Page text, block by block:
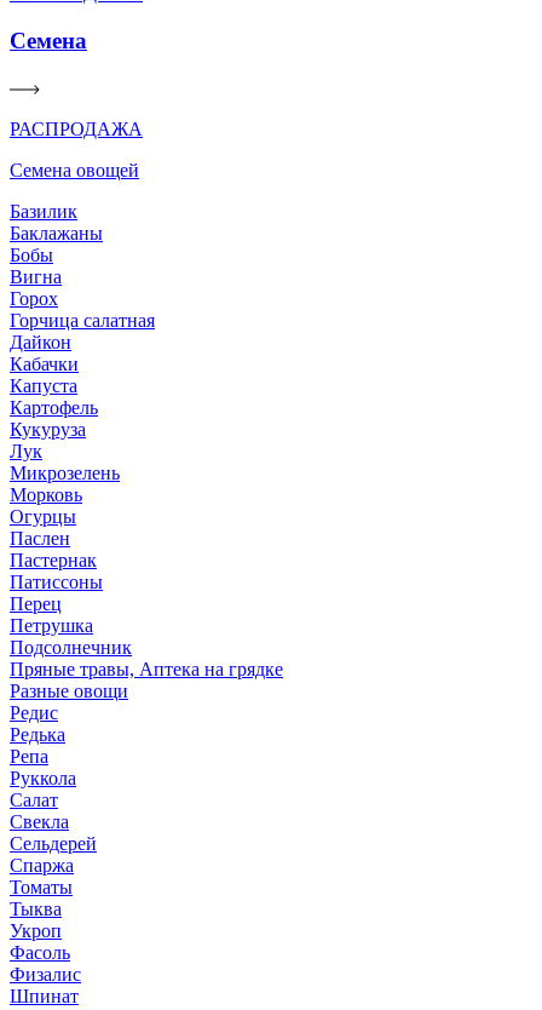
Семена
РАСПРОДАЖА
Семена овощей
Базилик
Баклажаны
Бобы
Вигна
Горох
Горчица салатная
Дайкон
Кабачки
Капуста
Картофель
Кукуруза
Лук
Микрозелень
Морковь
Огурцы
Паслен
Пастернак
Патиссоны
Перец
Петрушка
Подсолнечник
Пряные травы, Аптека на грядке
Разные овощи
Редис
Редька
Репа
Руккола
Салат
Свекла
Сельдерей
Спаржа
Томаты
Тыква
Укроп
Фасоль
Физалис
Шпинат